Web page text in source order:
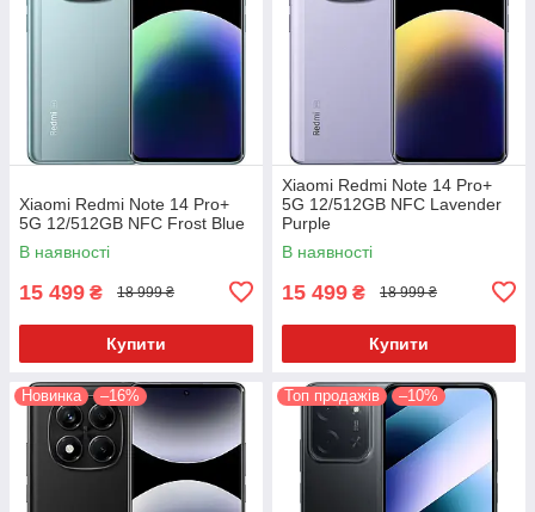
Xiaomi Redmi Note 14 Pro+
5G 12/512GB NFC Frost Blue
В наявності
15 499 ₴ 18 999 ₴
Купити
Xiaomi Redmi Note 14 Pro+
5G 12/512GB NFC Lavender
Purple
В наявності
15 499 ₴ 18 999 ₴
Купити
Новинка –16% Топ продажів –10%